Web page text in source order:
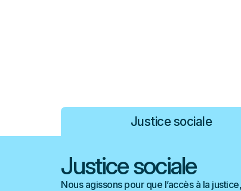
Justice sociale
Justice sociale
Nous agissons pour que l’accès à la